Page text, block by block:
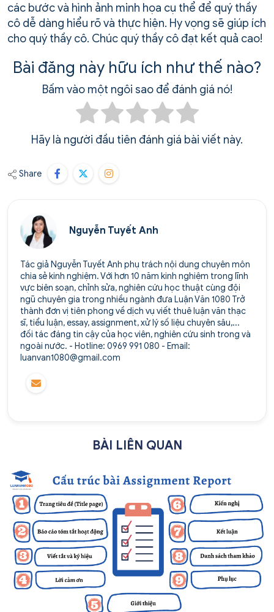
các bước và hình ảnh minh họa cụ thể để quý thầy
cô dễ dàng hiểu rõ và thực hiện. Hy vọng sẽ giúp ích
cho quý thầy cô. Chúc quý thầy cô đạt kết quả cao!
Bài đăng này hữu ích như thế nào?
Bấm vào một ngôi sao để đánh giá nó!
Hãy là người đầu tiên đánh giá bài viết này.
Share
Nguyễn Tuyết Anh
Tác giả Nguyễn Tuyết Anh phụ trách nội dung chuyên môn
chia sẻ kinh nghiệm. Với hơn 10 năm kinh nghiệm trong lĩnh
vực biên soạn, chỉnh sửa, nghiên cứu học thuật cùng đội
ngũ chuyên gia trong nhiều ngành đưa Luận Văn 1080 Trở
thành đơn vị tiên phong về dịch vụ viết thuê luận văn thạc
sĩ, tiểu luận, essay, assignment, xử lý số liệu chuyên sâu,...
đối tác đáng tin cậy của học viên, nghiên cứu sinh trong và
ngoài nước. - Hotline: 0969 991 080 - Email:
luanvan1080@gmail.com
BÀI LIÊN QUAN